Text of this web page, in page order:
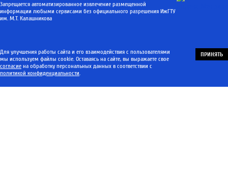
Запрещается автоматизированное извлечение размещенной
информации любыми сервисами без официального разрешения ИжГТУ
им. М.Т. Калашникова
Для улучшения работы сайта и его взаимодействия с пользователями
мы используем файлы cookie. Оставаясь на сайте, вы выражаете свое
согласие на обработку персональных данных в соответствии с
политикой конфиденциальности.
ПРИНЯТЬ